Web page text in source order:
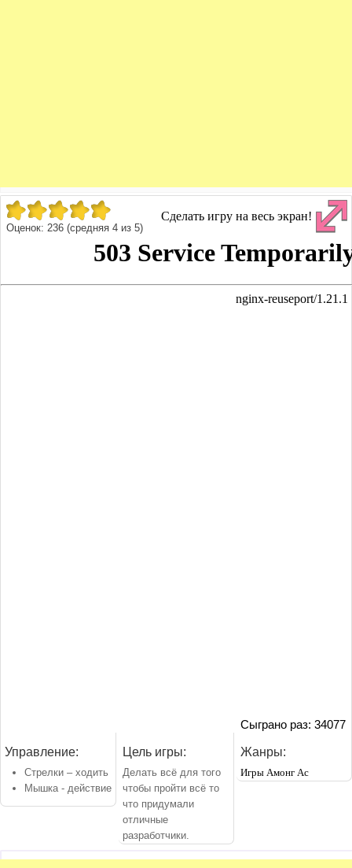
Оценок: 236 (средняя 4 из 5)
Сделать игру на весь экран!
Сыграно раз: 34077
Управление:
Стрелки – ходить
Мышка - действие
Цель игры:
Делать всё для того
чтобы пройти всё то
что придумали
отличные
разработчики.
Жанры:
Игры Амонг Ас